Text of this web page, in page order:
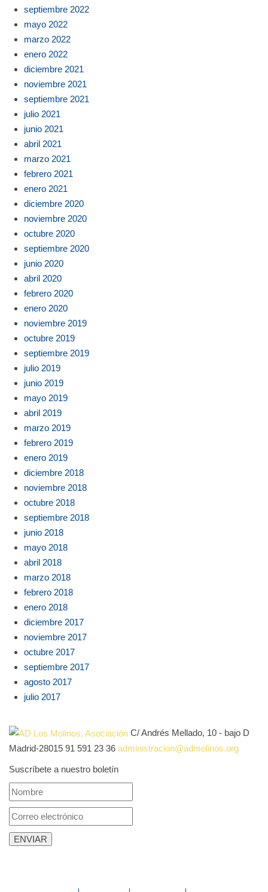
septiembre 2022
mayo 2022
marzo 2022
enero 2022
diciembre 2021
noviembre 2021
septiembre 2021
julio 2021
junio 2021
abril 2021
marzo 2021
febrero 2021
enero 2021
diciembre 2020
noviembre 2020
octubre 2020
septiembre 2020
junio 2020
abril 2020
febrero 2020
enero 2020
noviembre 2019
octubre 2019
septiembre 2019
julio 2019
junio 2019
mayo 2019
abril 2019
marzo 2019
febrero 2019
enero 2019
diciembre 2018
noviembre 2018
octubre 2018
septiembre 2018
junio 2018
mayo 2018
abril 2018
marzo 2018
febrero 2018
enero 2018
diciembre 2017
noviembre 2017
octubre 2017
septiembre 2017
agosto 2017
julio 2017
C/ Andrés Mellado, 10 - bajo D
Madrid-28015 91 591 23 36 administracion@admolinos.org
Suscríbete a nuestro boletín